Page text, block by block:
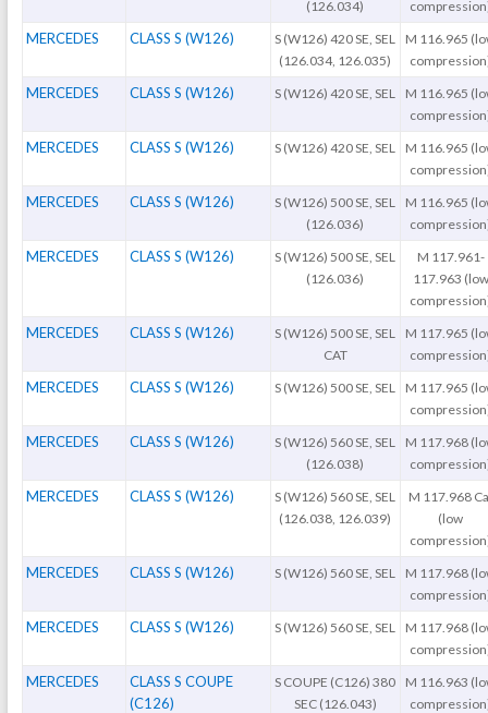
(126.034)
MERCEDES CLASS S (W126)
S (W126) 420 SE, SEL
(126.034, 126.035)
M 116.965
MERCEDES CLASS S (W126) S (W126) 420 SE, SEL
M 116.965
MERCEDES CLASS S (W126) S (W126) 420 SE, SEL
M 116.965
MERCEDES CLASS S (W126)
S (W126) 500 SE, SEL
(126.036)
M 116.965
MERCEDES CLASS S (W126)
S (W126) 500 SE, SEL
(126.036)
M 117.961-
117.963 (low
MERCEDES CLASS S (W126)
S (W126) 500 SE, SEL
CAT
M 117.965
MERCEDES CLASS S (W126) S (W126) 500 SE, SEL
M 117.965
MERCEDES CLASS S (W126)
S (W126) 560 SE, SEL
(126.038)
M 117.968
MERCEDES CLASS S (W126)
S (W126) 560 SE, SEL
(126.038, 126.039)
M 117.968
(low
MERCEDES CLASS S (W126) S (W126) 560 SE, SEL
M 117.968
MERCEDES CLASS S (W126) S (W126) 560 SE, SEL
M 117.968
MERCEDES
CLASS S COUPE
(C126)
S COUPE (C126) 380
SEC (126.043)
M 116.963